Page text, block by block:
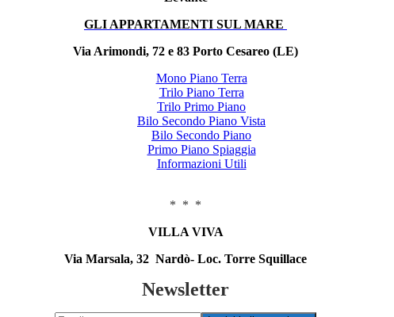
GLI APPARTAMENTI SUL MARE
Via Arimondi, 72 e 83 Porto Cesareo (LE)
Mono Piano Terra
Trilo Piano Terra
Trilo Primo Piano
Bilo Secondo Piano Vista
Bilo Secondo Piano
Primo Piano Spiaggia
Informazioni Utili
* * *
VILLA VIVA
Via Marsala, 32 Nardò- Loc. Torre Squillace
Newsletter